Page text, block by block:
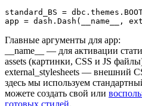
standard_BS =
app = dash.Dash(__name__,
Главные аргументы для app:
__name__
— для активации
assets (картинки, CSS и JS
external_stylesheets — внешний
здесь мы используем
можете создать свой или